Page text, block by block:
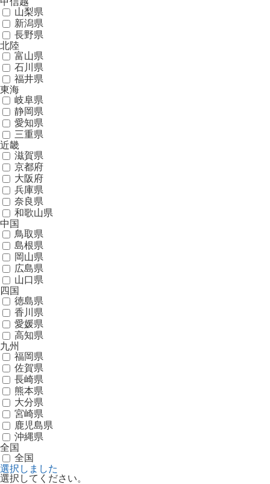
山梨県
新潟県
長野県
北陸
富山県
石川県
福井県
東海
岐阜県
静岡県
愛知県
三重県
近畿
滋賀県
京都府
大阪府
兵庫県
奈良県
和歌山県
中国
鳥取県
島根県
岡山県
広島県
山口県
四国
徳島県
香川県
愛媛県
高知県
九州
福岡県
佐賀県
長崎県
熊本県
大分県
宮崎県
鹿児島県
沖縄県
全国
全国
選択しました
選択してください。